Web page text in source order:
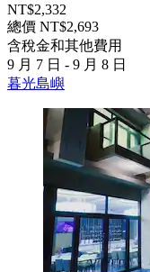
NT$2,332
總價 NT$2,693
含稅金和其他費用
9 月 7 日 - 9 月 8 日
暮光島嶼